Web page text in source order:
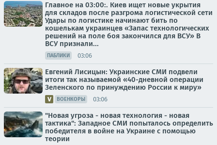
Главное на 03:00:. Киев ищет новые укрытия
для складов после разгрома логистической сети
Удары по логистике начинают бить по
кошелькам украинцев «Запас технологических
решений на поле боя закончился для ВСУ» В
ВСУ признали...
ПАБЛИКИ 03:06
Евгений Лисицын: Украинские СМИ подвели
итоги так называемой «40-дневной операции
Зеленского по принуждению России к миру»
ВОЕНКОРЫ 03:06
"Новая угроза - новая технология - новая
тактика": Западное СМИ попыталось определить
победителя в войне на Украине с помощью
теории